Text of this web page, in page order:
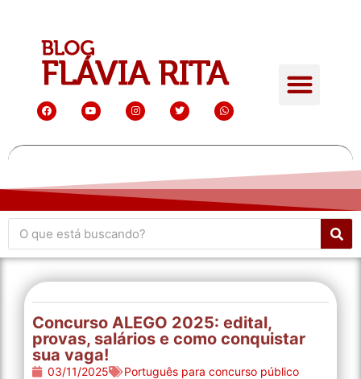
Concurso ALEGO 2025: edital,
provas, salários e como conquistar
sua vaga!
03/11/2025 Português para concurso público